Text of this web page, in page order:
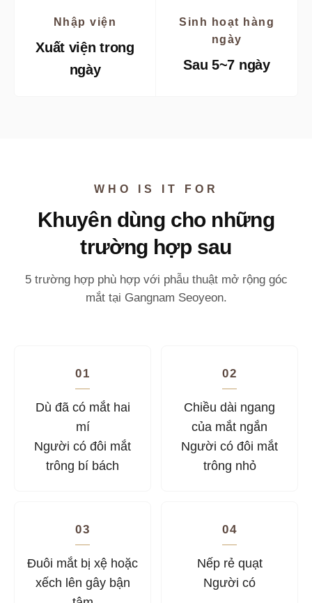
Nhập viện
Xuất viện trong
ngày
Sinh hoạt hàng
ngày
Sau 5~7 ngày
WHO IS IT FOR
Khuyên dùng cho những
trường hợp sau
5 trường hợp phù hợp với phẫu thuật mở rộng góc
mắt tại Gangnam Seoyeon.
01
Dù đã có mắt hai
mí
Người có đôi mắt
trông bí bách
02
Chiều dài ngang
của mắt ngắn
Người có đôi mắt
trông nhỏ
03
Đuôi mắt bị xệ hoặc
xếch lên gây bận
04
Nếp rẻ quạt
Người có